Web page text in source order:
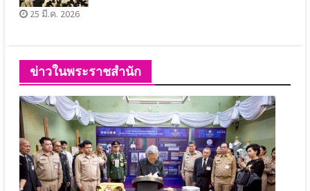
25 มี.ค. 2026
ข่าวในพระราชสำนัก